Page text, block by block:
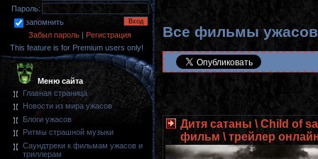
Пароль:
запомнить
Забыл пароль | Регистрация
This feature is for Premium users only!
Меню сайта
Главная страница
Новости из мира ужасов
Блоги ужасов
Ритмы страшной музыки
Саундтреки к фильмам ужасов и
триллерам
Все фильмы
Дитя сатаны \ Child of
фильм \ трейлер